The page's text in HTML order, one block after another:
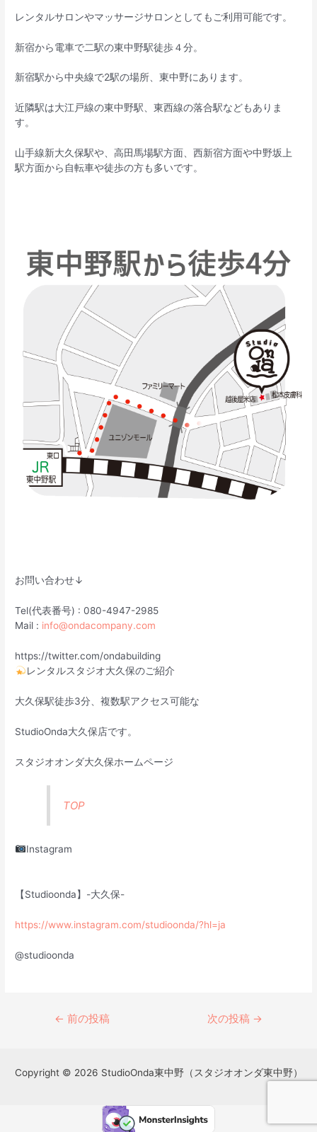
レンタルサロンやマッサージサロンとしてもご利用可能です。
新宿から電車で二駅の東中野駅徒歩４分。
新宿駅から中央線で2駅の場所、東中野にあります。
近隣駅は大江戸線の東中野駅、東西線の落合駅などもありま
す。
山手線新大久保駅や、高田馬場駅方面、西新宿方面や中野坂上
駅方面から自転車や徒歩の方も多いです。
お問い合わせ↓
Tel(代表番号) : 080-4947-2985
Mail : info@ondacompany.com
https://twitter.com/ondabuilding
レンタルスタジオ大久保のご紹介
大久保駅徒歩3分、複数駅アクセス可能な
StudioOnda大久保店です。
スタジオオンダ大久保ホームページ
TOP
Instagram
【Studioonda】-大久保-
https://www.instagram.com/studioonda/?hl=ja
@studioonda
← 前の投稿 次の投稿 →
Copyright © 2026 StudioOnda東中野（スタジオオンダ東中野）